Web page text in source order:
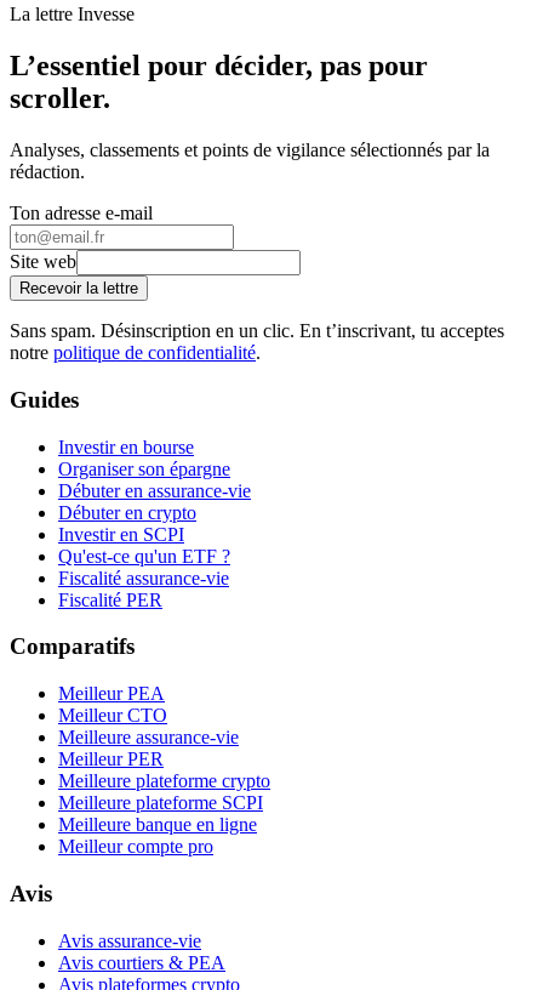
La lettre Invesse
L’essentiel pour décider, pas pour
scroller.
Analyses, classements et points de vigilance sélectionnés par la
rédaction.
Ton adresse e-mail
Site web
Recevoir la lettre
Sans spam. Désinscription en un clic. En t’inscrivant, tu acceptes
notre politique de confidentialité.
Guides
Investir en bourse
Organiser son épargne
Débuter en assurance-vie
Débuter en crypto
Investir en SCPI
Qu'est-ce qu'un ETF ?
Fiscalité assurance-vie
Fiscalité PER
Comparatifs
Meilleur PEA
Meilleur CTO
Meilleure assurance-vie
Meilleur PER
Meilleure plateforme crypto
Meilleure plateforme SCPI
Meilleure banque en ligne
Meilleur compte pro
Avis
Avis assurance-vie
Avis courtiers & PEA
Avis plateformes crypto